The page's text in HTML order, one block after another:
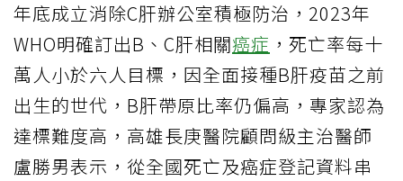
年底成立消除C肝辦公室積極防治，2023年
WHO明確訂出B、C肝相關癌症 ，死亡率每十
萬人小於六人目標，因全面接種B肝疫苗之前
出生的世代，B肝帶原比率仍偏高，專家認為
達標難度高，高雄長庚醫院顧問級主治醫師
盧勝男表示，從全國死亡及癌症登記資料串